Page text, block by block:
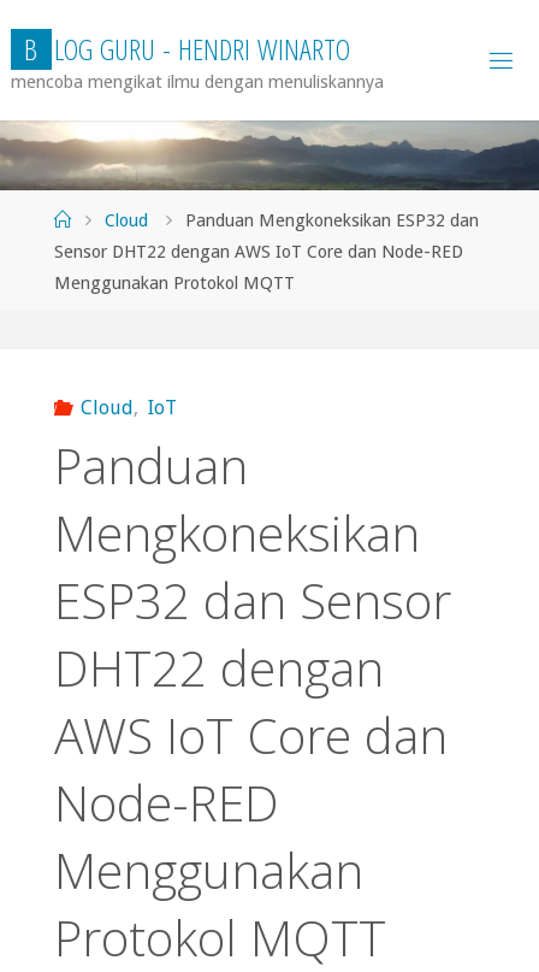
content
B LOG GURU - HENDRI WINARTO
mencoba mengikat ilmu dengan menuliskannya
HomeCloud
Panduan Mengkoneksikan ESP32 dan
Sensor DHT22 dengan AWS IoT Core dan Node-RED
Menggunakan Protokol MQTT
Cloud, IoT
Panduan
Mengkoneksikan
ESP32 dan Sensor
DHT22 dengan
AWS IoT Core dan
Node-RED
Menggunakan
Protokol MQTT